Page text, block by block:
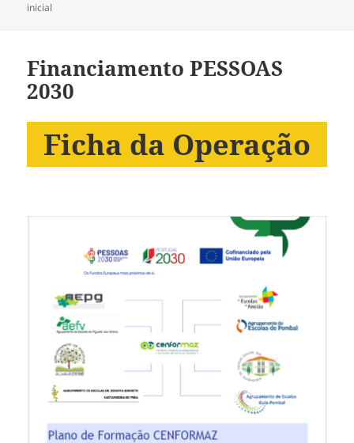
a
inicial
Financiamento PESSOAS
2030
Ficha da Operação